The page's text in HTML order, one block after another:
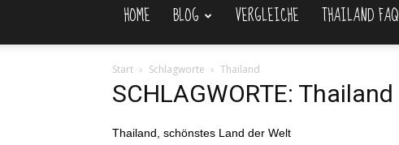
HOME BLOG VERGLEICHE THAILAND FAQ
Start Schlagworte Thailand
SCHLAGWORTE: Thailand
Thailand, schönstes Land der Welt